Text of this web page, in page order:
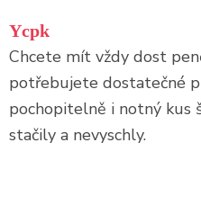
na
obsah
(stiskněte
Enter)
Ycpk
Chcete mít vždy dost
potřebujete dostatečné
pochopitelně i notný kus
stačily a nevyschly.